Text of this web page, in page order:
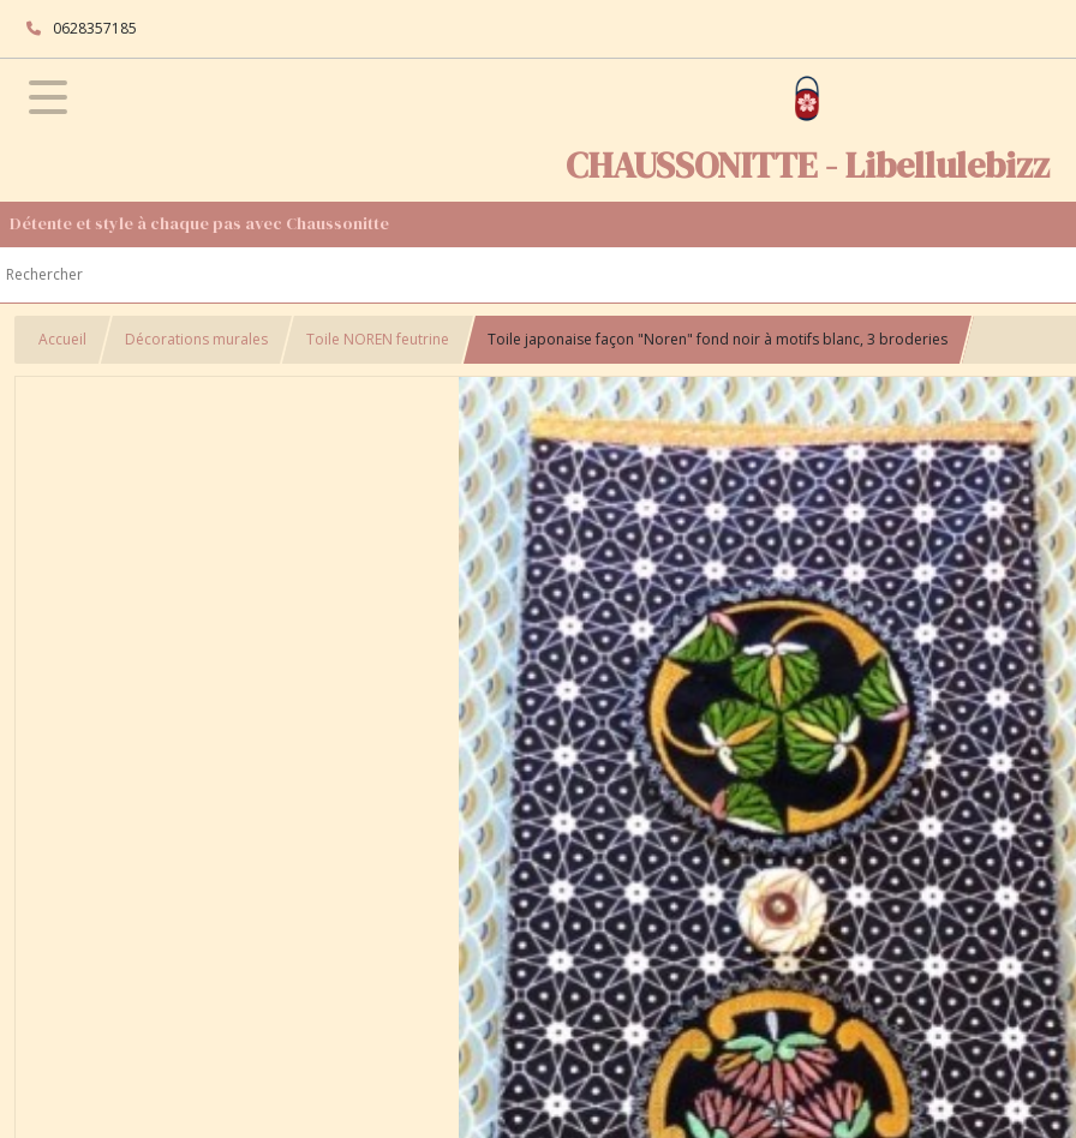
0628357185
CHAUSSONITTE - Libellulebizz
Détente et style à chaque pas avec Chaussonitte
Accueil Décorations murales Toile NOREN feutrine Toile japonaise façon "Noren" fond noir à motifs blanc, 3 broderies